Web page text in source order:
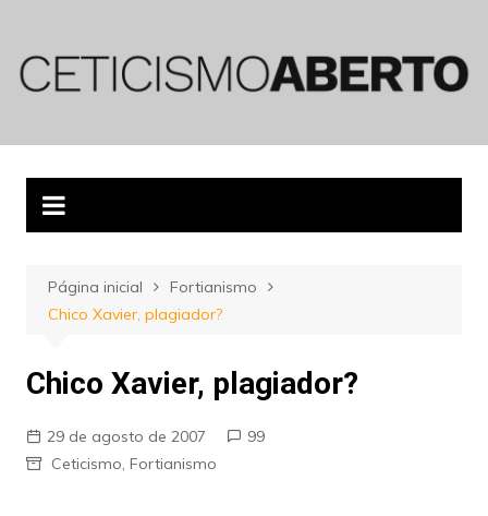
conteúdo
Página inicial
Fortianismo
Chico Xavier, plagiador?
Chico Xavier, plagiador?
29 de agosto de 2007
99
Ceticismo Fortianismo